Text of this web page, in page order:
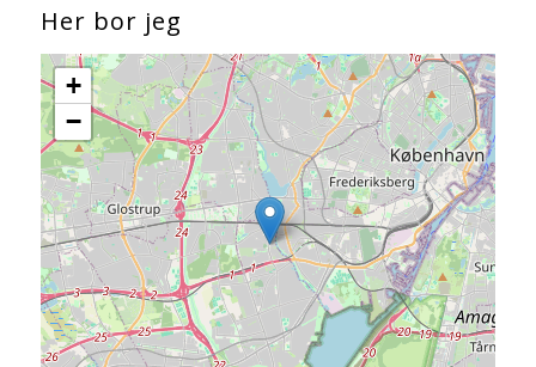
Her bor jeg
+
−